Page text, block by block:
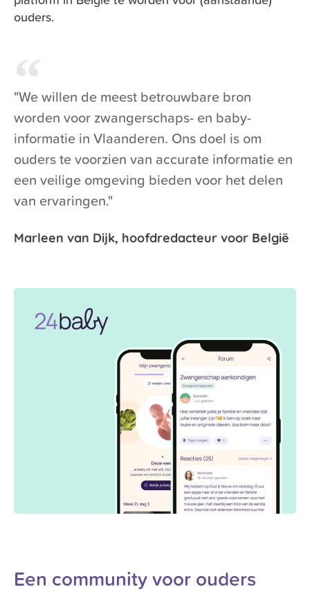
ouders.
"We willen de meest betrouwbare bron
worden voor zwangerschaps- en baby-
informatie in Vlaanderen. Ons doel is om
ouders te voorzien van accurate informatie en
een veilige omgeving bieden voor het delen
van ervaringen."
Marleen van Dijk, hoofdredacteur voor België
Een community voor ouders